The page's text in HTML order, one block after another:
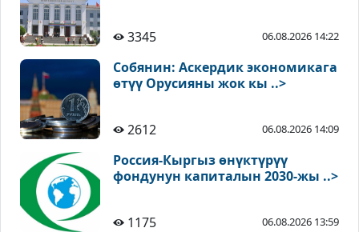
3345 06.08.2026 14:22
Собянин: Аскердик экономикага
өтүү Орусияны жок кы ..>
2612 06.08.2026 14:09
Россия-Кыргыз өнүктүрүү
фондунун капиталын 2030-жы ..>
1175 06.08.2026 13:59